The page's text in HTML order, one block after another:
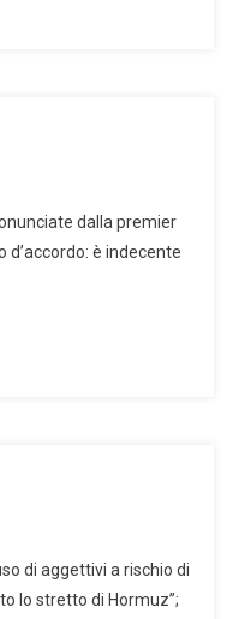
dalla premier
d’accordo: è indecente
di aggettivi a rischio di
lo stretto di Hormuz”;